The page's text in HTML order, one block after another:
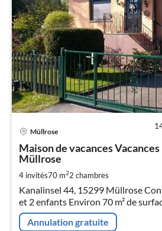
Müllrose
Maison de vacances
Müllrose
4 invités70 m22 chambres
Kanalinsel 44, 15299 Müllrose Convient pour 2 adultes
et 2 enfants Environ 70 m² de
étages et 600 m² de jardin, terrain à
place de parking
Annulation gratuite